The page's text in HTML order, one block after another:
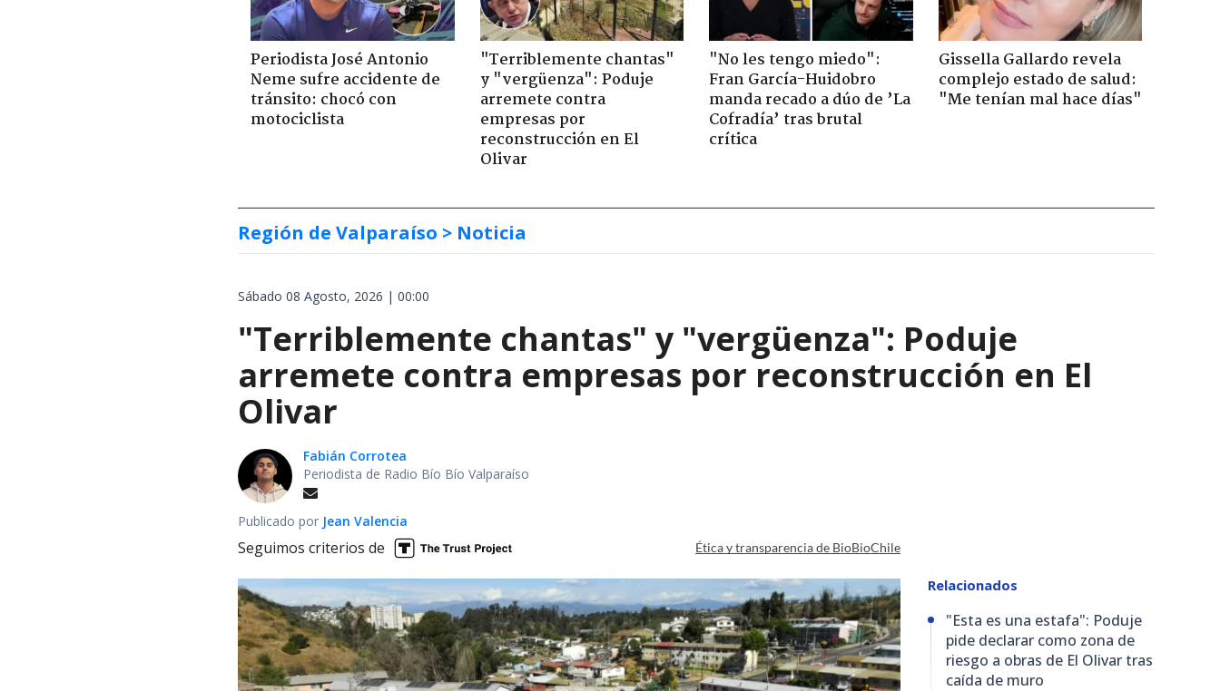
Periodista José Antonio
Neme sufre accidente de
tránsito: chocó con
motociclista
"Terriblemente chantas"
y "vergüenza": Poduje
arremete contra
empresas por
reconstrucción en El
Olivar
"No les tengo miedo":
Fran García-Huidobro
manda recado a dúo de ’La
Cofradía’ tras brutal
crítica
Gissella Gallardo revela
complejo estado de salud:
"Me tenían mal hace días"
Región de Valparaíso > Noticia
Sábado 08 Agosto, 2026 | 00:00
"Terriblemente chantas" y "vergüenza": Poduje
arremete contra empresas por reconstrucción en El
Olivar
Fabián Corrotea
Periodista de Radio Bío Bío Valparaíso
Publicado por Jean Valencia
Seguimos criterios de Ética y transparencia de BioBioChile
Relacionados
"Esta es una estafa": Poduje
pide declarar como zona de
riesgo a obras de El Olivar tras
caída de muro